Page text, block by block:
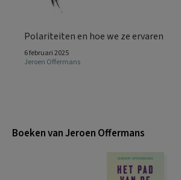
Polariteiten en hoe we ze ervaren
6 februari 2025
Jeroen Offermans
Boeken van Jeroen Offermans